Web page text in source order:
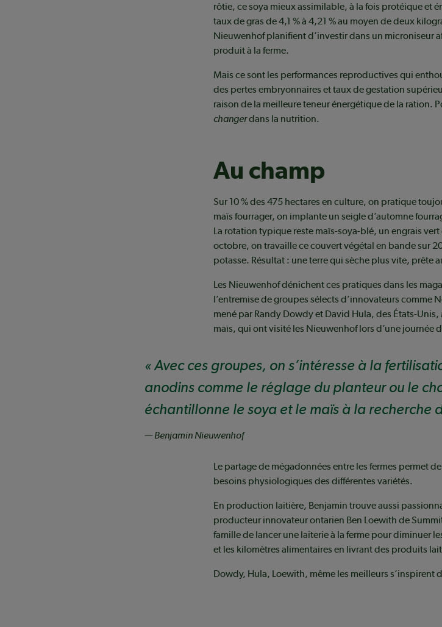
rôtie, ce soya mieux assimilable, à la fois protéique et
taux de gras de 4,1 % à 4,21 % au moyen de deux
Nieuwenhof planifient d’investir dans un microniseur
produit à la ferme.
Mais ce sont les performances reproductives qui
des pertes embryonnaires et taux de gestation
raison de la meilleure teneur énergétique de la ration.
changerdans la nutrition.
Au champ
Sur 10 % des 475 hectares en culture, on pratique
maïs fourrager, on implante un seigle d’automne
La rotation typique reste maïs-soya-blé, un engrais
octobre, on travaille ce couvert végétal en bande sur
potasse. Résultat : une terre qui sèche plus vite, prête
Les Nieuwenhof dénichent ces pratiques dans les
l’entremise de groupes sélects d’innovateurs comme
mené par Randy Dowdy et David Hula, des États-Unis,
maïs, qui ont visité les Nieuwenhof lors d’une journée
Avec ces groupes, on s’intéresse à la
anodins comme le réglage du planteur ou le
échantillonne le soya et le maïs à la recherche
— Benjamin Nieuwenhof
Le partage de mégadonnées entre les fermes permet
besoins physiologiques des différentes variétés.
En production laitière, Benjamin trouve aussi
producteur innovateur ontarien Ben Loewith de
famille de lancer une laiterie à la ferme pour diminuer
et les kilomètres alimentaires en livrant des produits
Dowdy, Hula, Loewith, même les meilleurs s’inspirent